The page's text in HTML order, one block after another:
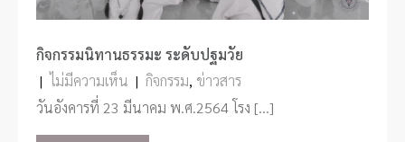
กิจกรรมนิทานธรรมะ ระดับปฐมวัย
| ไม่มีความเห็น | กิจกรรม, ข่าวสาร
วันอังคารที่ 23 มีนาคม พ.ศ.2564 โรง […]